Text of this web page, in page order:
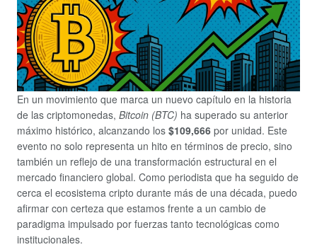
En un movimiento que marca un nuevo capítulo en la historia
de las criptomonedas, Bitcoin (BTC) ha superado su anterior
máximo histórico, alcanzando los $109,666 por unidad. Este
evento no solo representa un hito en términos de precio, sino
también un reflejo de una transformación estructural en el
mercado financiero global. Como periodista que ha seguido de
cerca el ecosistema cripto durante más de una década, puedo
afirmar con certeza que estamos frente a un cambio de
paradigma impulsado por fuerzas tanto tecnológicas como
institucionales.